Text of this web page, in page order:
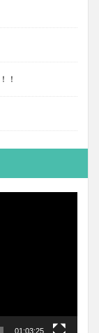
！
01:03:25